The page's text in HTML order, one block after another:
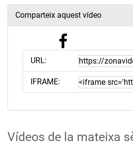
Comparteix aquest vídeo
URL:
IFRAME:
Vídeos de la mateixa